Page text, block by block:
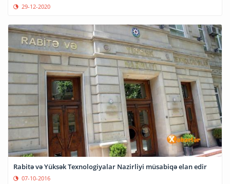
29-12-2020
Rabitə və Yüksək Texnologiyalar Nazirliyi müsabiqə elan edir
07-10-2016